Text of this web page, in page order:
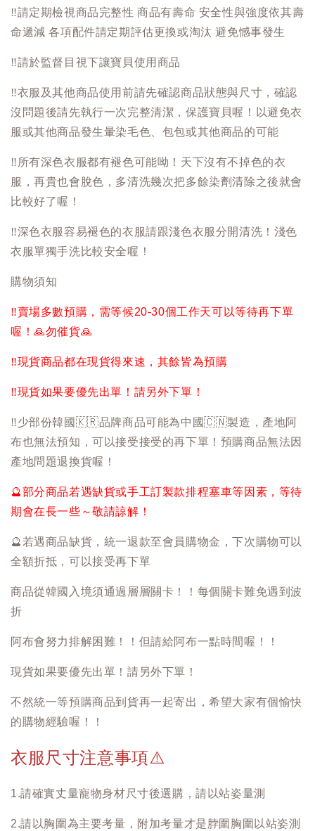
‼️請定期檢視商品完整性 商品有壽命 安全性與強度依其壽
命遞減 各項配件請定期評估更換或淘汰 避免憾事發生
‼️請於監督目視下讓寶貝使用商品
‼️衣服及其他商品使用前請先確認商品狀態與尺寸，確認
沒問題後請先執行一次完整清潔，保護寶貝喔！以避免衣
服或其他商品發生暈染毛色、包包或其他商品的可能
‼️ 所有深色衣服都有褪色可能呦！天下沒有不掉色的衣
服，再貴也會脫色，多清洗幾次把多餘染劑清除之後就會
比較好了喔！
‼️深色衣服容易褪色的衣服請跟淺色衣服分開清洗！淺色
衣服單獨手洗比較安全喔！
購物須知
‼️賣場多數預購，需等候20-30個工作天可以等待再下單
喔！🙏勿催貨🙏
‼️現貨商品都在現貨得來速，其餘皆為預購
‼️現貨如果要優先出單！請另外下單！
‼️少部份韓國 🇰🇷品牌商品可能為中國🇨🇳製造，產地阿
布也無法預知，可以接受接受的再下單！預購商品無法因
產地問題退換貨喔！
🔮部分商品若遇缺貨或手工訂製款排程塞車等因素，等待
期會在長一些～敬請諒解！
🔮 若遇商品缺貨，統一退款至會員購物金，下次購物可以
全額折抵，可以接受再下單
商品從韓國入境須通過層層關卡！！每個關卡難免遇到波
折
阿布會努力排解困難！！但請給阿布一點時間喔！！
現貨如果要優先出單！請另外下單！
不然統一等預購商品到貨再一起寄出，希望大家有個愉快
的購物經驗喔！！
衣服尺寸注意事項⚠️
1.請確實丈量寵物身材尺寸後選購，請以站姿量測
2.請以胸圍為主要考量，附加考量才是脖圍胸圍以站姿測